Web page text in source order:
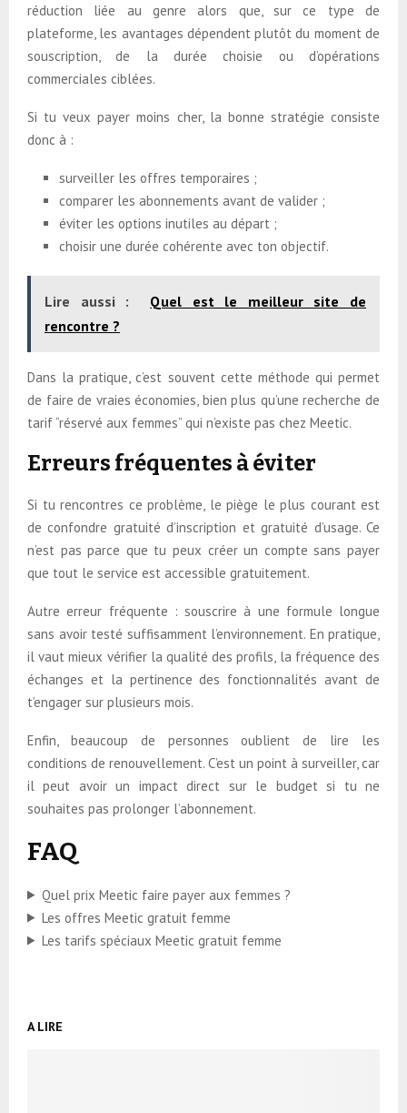
réduction liée au genre alors que, sur ce type de
plateforme, les avantages dépendent plutôt du moment de
souscription, de la durée choisie ou d’opérations
commerciales ciblées.
Si tu veux payer moins cher, la bonne stratégie consiste
donc à :
surveiller les offres temporaires ;
comparer les abonnements avant de valider ;
éviter les options inutiles au départ ;
choisir une durée cohérente avec ton objectif.
Lire aussi :
Quel est le meilleur site de
rencontre ?
Dans la pratique, c’est souvent cette méthode qui permet
de faire de vraies économies, bien plus qu’une recherche de
tarif “réservé aux femmes” qui n’existe pas chez Meetic.
Erreurs fréquentes à éviter
Si tu rencontres ce problème, le piège le plus courant est
de confondre gratuité d’inscription et gratuité d’usage. Ce
n’est pas parce que tu peux créer un compte sans payer
que tout le service est accessible gratuitement.
Autre erreur fréquente : souscrire à une formule longue
sans avoir testé suffisamment l’environnement. En pratique,
il vaut mieux vérifier la qualité des profils, la fréquence des
échanges et la pertinence des fonctionnalités avant de
t’engager sur plusieurs mois.
Enfin, beaucoup de personnes oublient de lire les
conditions de renouvellement. C’est un point à surveiller, car
il peut avoir un impact direct sur le budget si tu ne
souhaites pas prolonger l’abonnement.
FAQ
Quel prix Meetic faire payer aux femmes ?
Les offres Meetic gratuit femme
Les tarifs spéciaux Meetic gratuit femme
A LIRE